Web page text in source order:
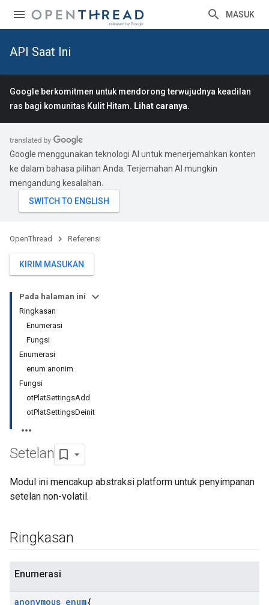
MASUK
API Saat Ini
Google berkomitmen untuk mendorong terwujudnya keadilan
ras bagi komunitas Kulit Hitam. Lihat caranya.
Google menggunakan teknologi AI untuk menerjemahkan konten
ke dalam bahasa pilihan Anda. Terjemahan AI mungkin
mengandung kesalahan.
OpenThread Referensi
KIRIM MASUKAN
Pada halaman ini
Ringkasan
Enumerasi
Fungsi
Enumerasi
enum anonim
Fungsi
otPlatSettingsAdd
otPlatSettingsDeinit
Setelan
Modul ini mencakup abstraksi platform untuk penyimpanan
setelan non-volatil.
Ringkasan
Enumerasi
anonymous enum{